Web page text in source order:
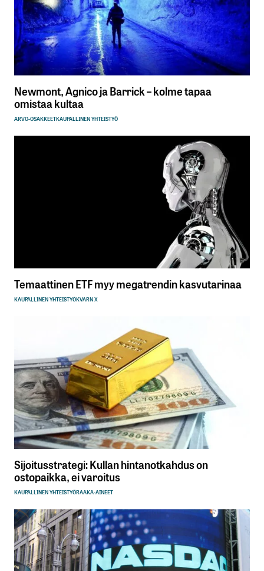
Newmont, Agnico ja Barrick – kolme tapaa
omistaa kultaa
ARVO-OSAKKEETKAUPALLINEN YHTEISTYÖ
Temaattinen ETF myy megatrendin kasvutarinaa
KAUPALLINEN YHTEISTYÖKVARN X
Sijoitusstrategi: Kullan hintanotkahdus on
ostopaikka, ei varoitus
KAUPALLINEN YHTEISTYÖRAAKA-AINEET